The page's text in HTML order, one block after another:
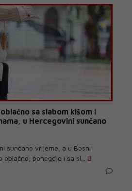
sa slabom kišom i
u Hercegovini sunčano
sunčano vrijeme, a u Bosni
oblačno, ponegdje i sa sl...